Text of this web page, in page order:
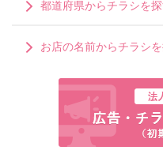
都道府県からチラシを
お店の名前からチラシ